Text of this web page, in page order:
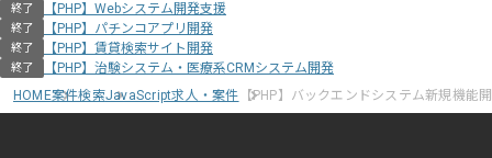
終了 【PHP】Webシステム開発支援
終了 【PHP】パチンコアプリ開発
終了 【PHP】賃貸検索サイト開発
終了
【PHP】治験システム・医療系CRMシステム開発
HOME案件検索JavaScript求人・案件 【PHP】バックエンドシステム新規機能